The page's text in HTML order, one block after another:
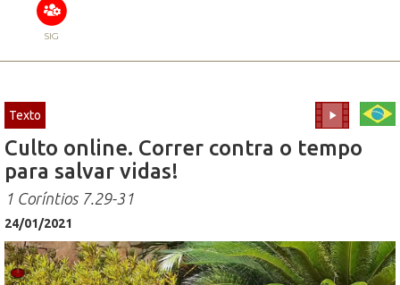
SIG
Texto
Culto online. Correr contra o tempo
para salvar vidas!
1 Coríntios 7.29-31
24/01/2021